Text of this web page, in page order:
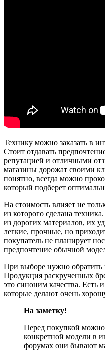
Технику можно заказать в
Стоит отдавать
репутацией и отличными
магазины дорожат своими
понятно, всегда можно
который подберет
На стоимость влияет не
из которого сделана
из дорогих материалов, их
легкие, прочные, но
покупатель не планирует
предпочтение обычной
При выборе нужно обратить
Продукция раскрученных
это синоним качества. Есть
которые делают очень
На заметку!
Перед покупкой
конкретной модели в
форумах они бывают